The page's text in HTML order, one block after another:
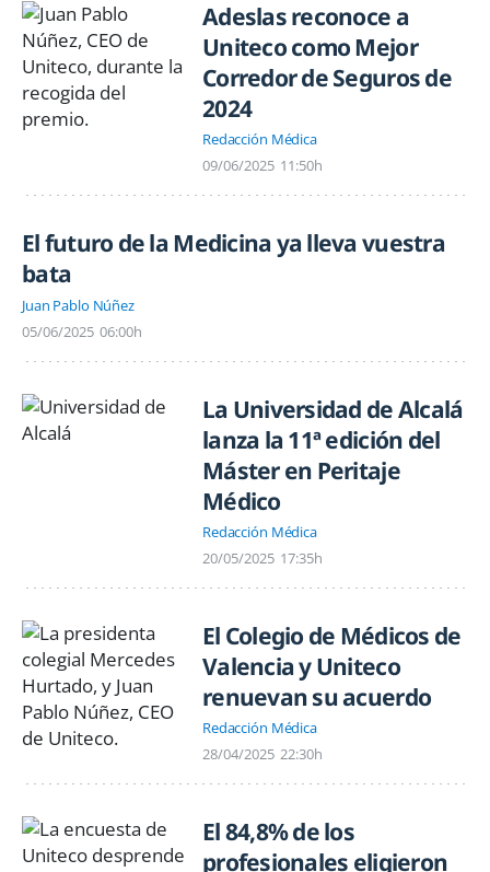
Adeslas reconoce a
Uniteco como Mejor
Corredor de Seguros de
2024
Redacción Médica
09/06/2025 11:50h
El futuro de la Medicina ya lleva vuestra
bata
Juan Pablo Núñez
05/06/2025 06:00h
La Universidad de Alcalá
lanza la 11ª edición del
Máster en Peritaje
Médico
Redacción Médica
20/05/2025 17:35h
El Colegio de Médicos de
Valencia y Uniteco
renuevan su acuerdo
Redacción Médica
28/04/2025 22:30h
El 84,8% de los
profesionales eligieron